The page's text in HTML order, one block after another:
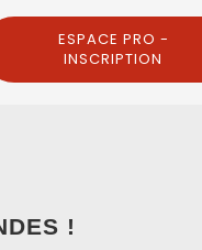
ESPACE PRO -
INSCRIPTION
!